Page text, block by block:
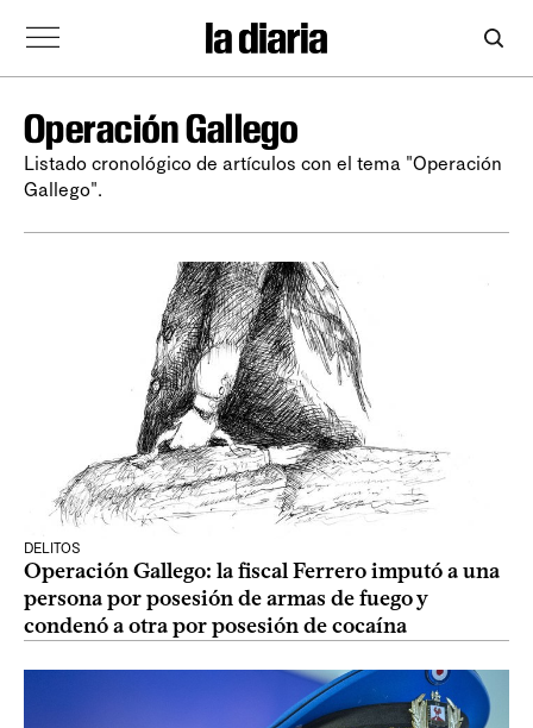
Operación Gallego
Listado cronológico de artículos con el tema "Operación
Gallego".
DELITOS
Operación Gallego: la fiscal Ferrero imputó a una
persona por posesión de armas de fuego y
condenó a otra por posesión de cocaína